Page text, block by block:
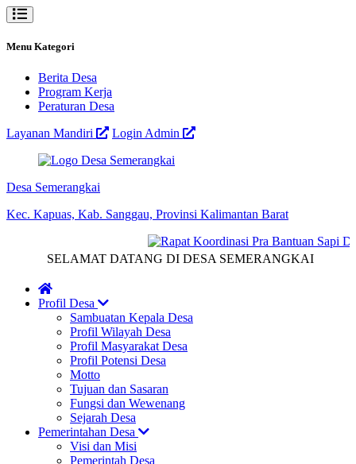
Menu Kategori
Berita Desa
Program Kerja
Peraturan Desa
Layanan Mandiri
Login Admin
Desa Semerangkai
Kec. Kapuas, Kab. Sanggau, Provinsi Kalimantan Barat
SELAMAT DATANG DI DESA SEMERANGKAI
Profil Desa
Sambuatan Kepala Desa
Profil Wilayah Desa
Profil Masyarakat Desa
Profil Potensi Desa
Motto
Tujuan dan Sasaran
Fungsi dan Wewenang
Sejarah Desa
Pemerintahan Desa
Visi dan Misi
Pemerintah Desa